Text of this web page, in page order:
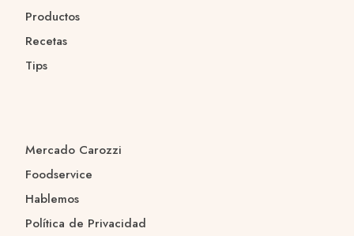
Productos
Recetas
Tips
Mercado Carozzi
Foodservice
Hablemos
Política de Privacidad